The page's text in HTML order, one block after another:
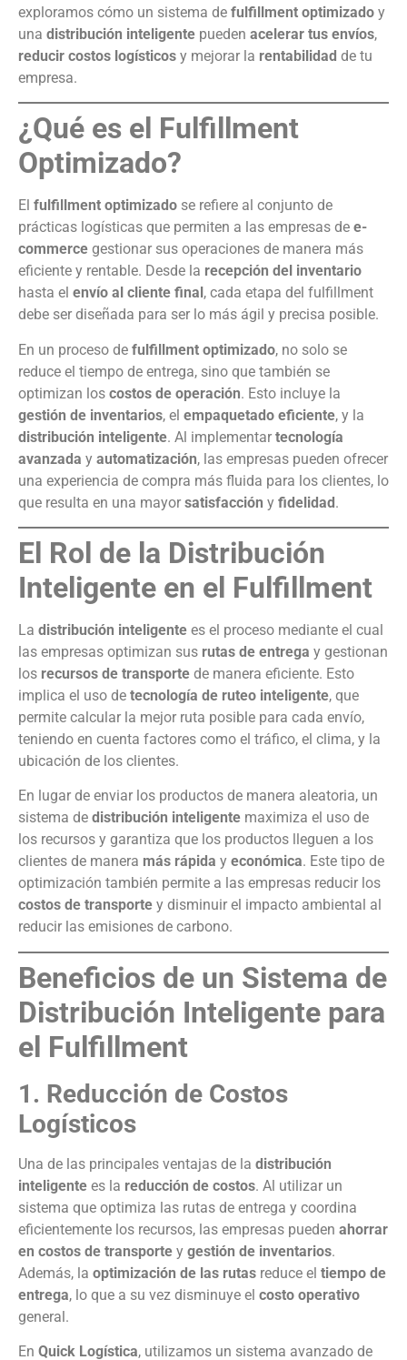
exploramos cómo un sistema de fulfillment optimizado y
una distribución inteligente pueden acelerar tus envíos,
reducir costos logísticos y mejorar la rentabilidad de tu
empresa.
¿Qué es el Fulfillment
Optimizado?
El fulfillment optimizado se refiere al conjunto de
prácticas logísticas que permiten a las empresas de e-
commerce gestionar sus operaciones de manera más
eficiente y rentable. Desde la recepción del inventario
hasta el envío al cliente final , cada etapa del fulfillment
debe ser diseñada para ser lo más ágil y precisa posible.
En un proceso de fulfillment optimizado, no solo se
reduce el tiempo de entrega, sino que también se
optimizan los costos de operación. Esto incluye la
gestión de inventarios, el empaquetado eficiente, y la
distribución inteligente. Al implementar tecnología
avanzada y automatización, las empresas pueden ofrecer
una experiencia de compra más fluida para los clientes, lo
que resulta en una mayor satisfacción y fidelidad.
El Rol de la Distribución
Inteligente en el Fulfillment
La distribución inteligente es el proceso mediante el cual
las empresas optimizan sus rutas de entrega y gestionan
los recursos de transporte de manera eficiente. Esto
implica el uso de tecnología de ruteo inteligente, que
permite calcular la mejor ruta posible para cada envío,
teniendo en cuenta factores como el tráfico, el clima, y la
ubicación de los clientes.
En lugar de enviar los productos de manera aleatoria, un
sistema de distribución inteligente maximiza el uso de
los recursos y garantiza que los productos lleguen a los
clientes de manera más rápida y económica. Este tipo de
optimización también permite a las empresas reducir los
costos de transporte y disminuir el impacto ambiental al
reducir las emisiones de carbono.
Beneficios de un Sistema de
Distribución Inteligente para
el Fulfillment
1. Reducción de Costos
Logísticos
Una de las principales ventajas de la distribución
inteligente es la reducción de costos. Al utilizar un
sistema que optimiza las rutas de entrega y coordina
eficientemente los recursos, las empresas pueden ahorrar
en costos de transporte y gestión de inventarios.
Además, la optimización de las rutas reduce el tiempo de
entrega, lo que a su vez disminuye el costo operativo
general.
En Quick Logística, utilizamos un sistema avanzado de